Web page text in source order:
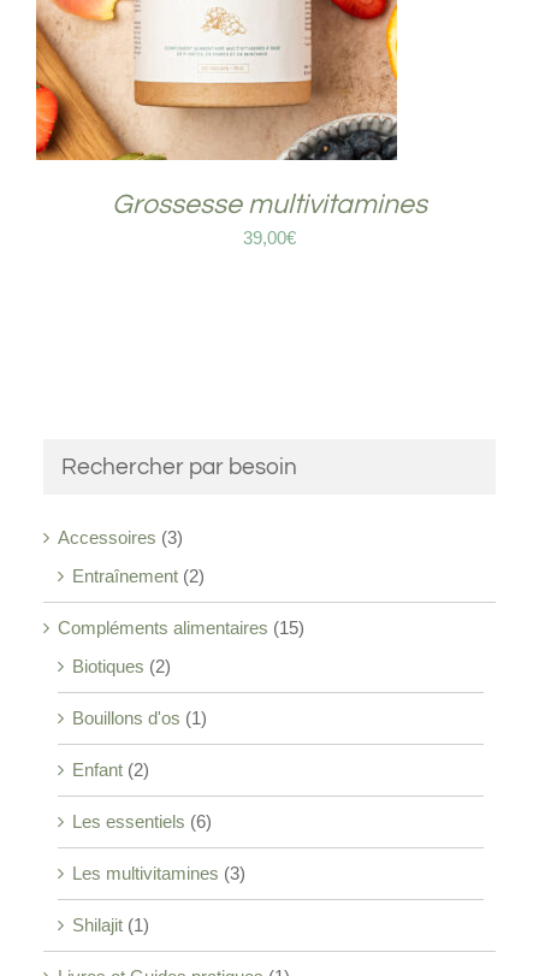
Grossesse multivitamines
39,00€
Rechercher par besoin
Accessoires (3)
Entraînement (2)
Compléments alimentaires (15)
Biotiques (2)
Bouillons d'os (1)
Enfant (2)
Les essentiels (6)
Les multivitamines (3)
Shilajit (1)